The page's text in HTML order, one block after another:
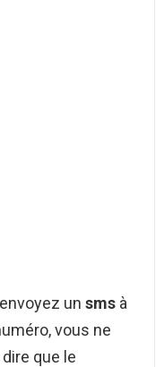
un sms à
vous ne
que le